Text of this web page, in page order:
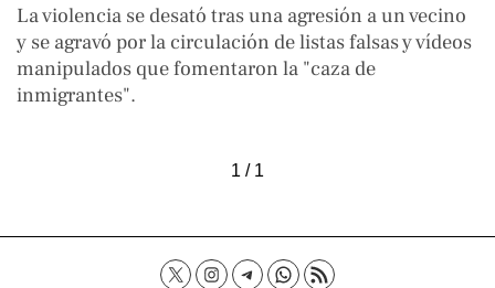
La violencia se desató tras una agresión a un vecino
y se agravó por la circulación de listas falsas y vídeos
manipulados que fomentaron la "caza de
inmigrantes".
1 / 1